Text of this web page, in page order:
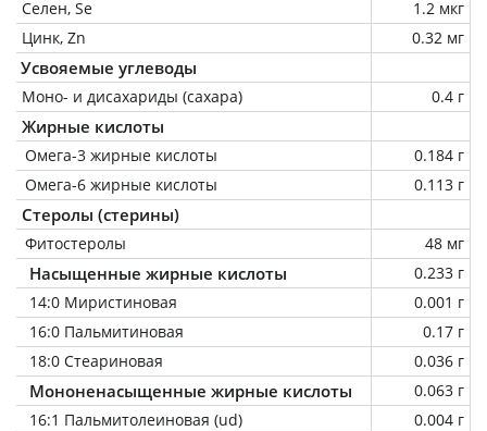
Селен, Se
1.2 мкг
Цинк, Zn
0.32 мг
Усвояемые углеводы
Моно- и дисахариды (сахара) 0.4 г
Жирные кислоты
Омега-3 жирные кислоты
0.184 г
Омега-6 жирные кислоты
0.113 г
Стеролы (стерины)
Фитостеролы 48 мг
Насыщенные жирные кислоты
0.233 г
14:0 Миристиновая
0.001 г
16:0 Пальмитиновая
0.17 г
18:0 Стеариновая
0.036 г
Мононенасыщенные жирные кислоты
0.063 г
16:1 Пальмитолеиновая (ud)
0.004 г